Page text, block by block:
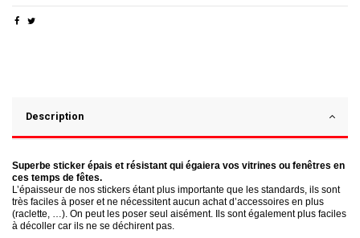
Description
Superbe sticker épais et résistant qui égaiera vos vitrines ou fenêtres en
ces temps de fêtes.
L’épaisseur de nos stickers étant plus importante que les standards, ils sont
très faciles à poser et ne nécessitent aucun achat d’accessoires en plus
(raclette, …). On peut les poser seul aisément. Ils sont également plus faciles
à décoller car ils ne se déchirent pas.